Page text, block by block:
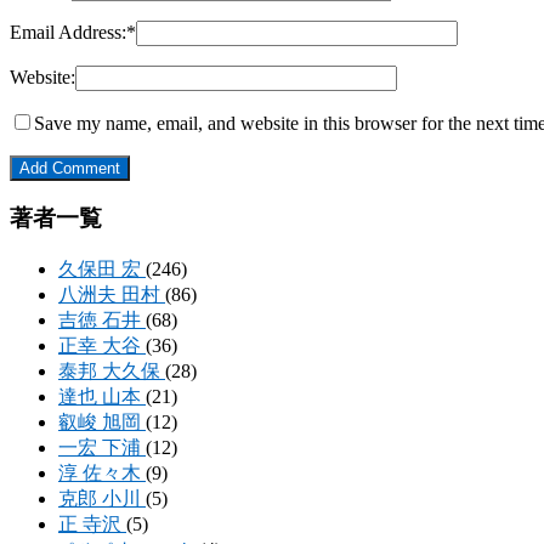
Email Address:*
Website:
Save my name, email, and website in this browser for the next
著者一覧
久保田 宏 (246)
八洲夫 田村 (86)
吉徳 石井 (68)
正幸 大谷 (36)
泰邦 大久保 (28)
達也 山本 (21)
叡峻 旭岡 (12)
一宏 下浦 (12)
淳 佐々木 (9)
克郎 小川 (5)
正 寺沢 (5)